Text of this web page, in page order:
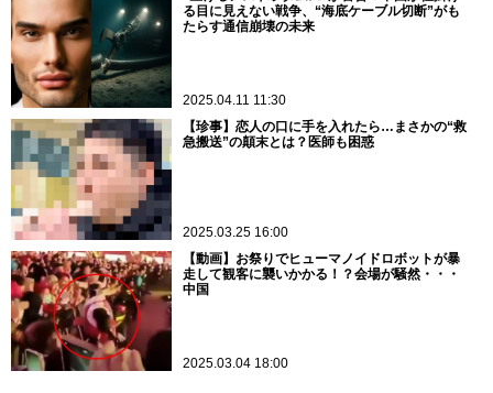
る目に見えない戦争、“海底ケーブル切断”がも
たらす通信崩壊の未来
2025.04.11 11:30
【珍事】恋人の口に手を入れたら…まさかの“救
急搬送”の顛末とは？医師も困惑
2025.03.25 16:00
【動画】お祭りでヒューマノイドロボットが暴
走して観客に襲いかかる！？会場が騒然・・・
中国
2025.03.04 18:00